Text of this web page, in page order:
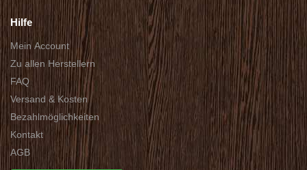
Hilfe
Mein Account
Zu allen Herstellern
FAQ
Versand & Kosten
Bezahlmöglichkeiten
Kontakt
AGB